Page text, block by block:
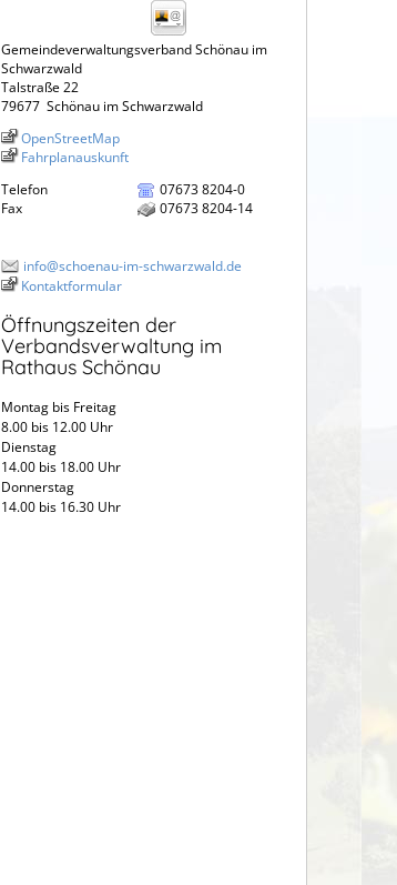
Gemeindeverwaltungsverband Schönau im
Schwarzwald
Talstraße 22
79677 Schönau im Schwarzwald
OpenStreetMap
Fahrplanauskunft
Telefon
07673 8204-0
Fax
07673 8204-14
info@schoenau-im-schwarzwald.de
Kontaktformular
Öffnungszeiten der
Verbandsverwaltung im
Rathaus Schönau
Montag bis Freitag
8.00 bis 12.00 Uhr
Dienstag
14.00 bis 18.00 Uhr
Donnerstag
14.00 bis 16.30 Uhr